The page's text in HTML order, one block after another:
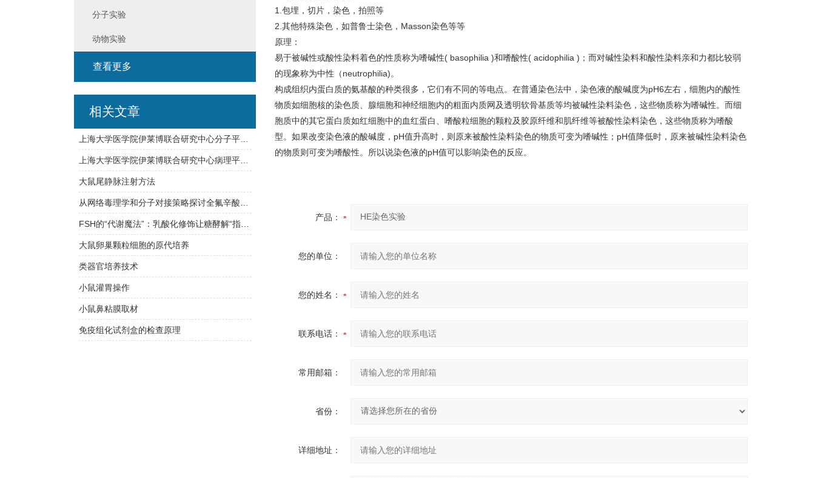
1.包埋，切片，染色，拍照等
2.其他特殊染色，如普鲁士染色，Masson染色等等
原理：
易于被碱性或酸性染料着色的性质称为嗜碱性( basophilia )和嗜酸性( acidophilia )；而对碱性染料和酸性染料亲和力都比较弱
的现象称为中性（neutrophilia)。
构成组织内蛋白质的氨基酸的种类很多，它们有不同的等电点。在普通染色法中，染色液的酸碱度为pH6左右，细胞内的酸性
物质如细胞核的染色质、腺细胞和神经细胞内的粗面内质网及透明软骨基质等均被碱性染料染色，这些物质称为嗜碱性。而细
胞质中的其它蛋白质如红细胞中的血红蛋白、嗜酸粒细胞的颗粒及胶原纤维和肌纤维等被酸性染料染色，这些物质称为嗜酸
型。如果改变染色液的酸碱度，pH值升高时，则原来被酸性染料染色的物质可变为嗜碱性；pH值降低时，原来被碱性染料染色
的物质则可变为嗜酸性。所以说染色液的pH值可以影响染色的反应。
产品：
您的单位：
您的姓名：
联系电话：
常用邮箱：
省份：
详细地址：
分子实验
动物实验
查看更多
相关文章
上海大学医学院伊莱博联合研究中心分子平台介绍
上海大学医学院伊莱博联合研究中心病理平台介绍
大鼠尾静脉注射方法
FSH的“代谢魔法”：乳酸化修饰让糖酵解“指挥”线粒体生物发生
大鼠卵巢颗粒细胞的原代培养
类器官培养技术
小鼠灌胃操作
小鼠鼻粘膜取材
免疫组化试剂盒的检查原理